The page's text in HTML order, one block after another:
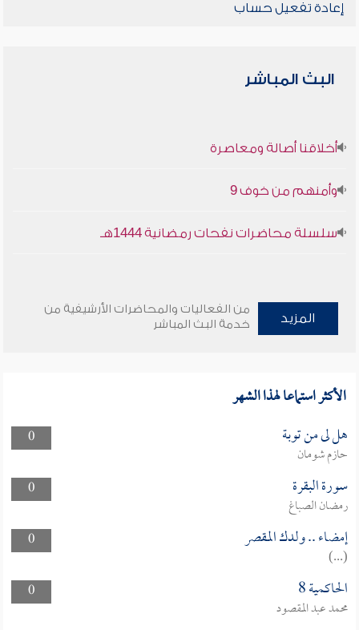
إعادة تفعيل حساب
البث المباشر
أخلاقنا أصالة ومعاصرة
وأمنهم من خوف 9
سلسلة محاضرات نفحات رمضانية 1444هـ
المزيد
من الفعاليات والمحاضرات الأرشيفية من
خدمة البث المباشر
الأكثر استماعا لهذا الشهر
0 هل لى من توبة
حازم شومان
0
سورة البقرة
رمضان الصباغ
0
إمضاء .. ولدك المقصر
(...)
0
الحاكمية 8
محمد عبد المقصود